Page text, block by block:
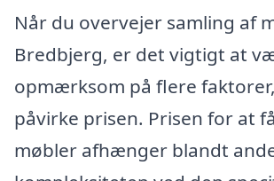
Når du overvejer samling af
Bredbjerg, er det vigtigt at
opmærksom på flere
påvirke prisen. Prisen for at
møbler afhænger blandt